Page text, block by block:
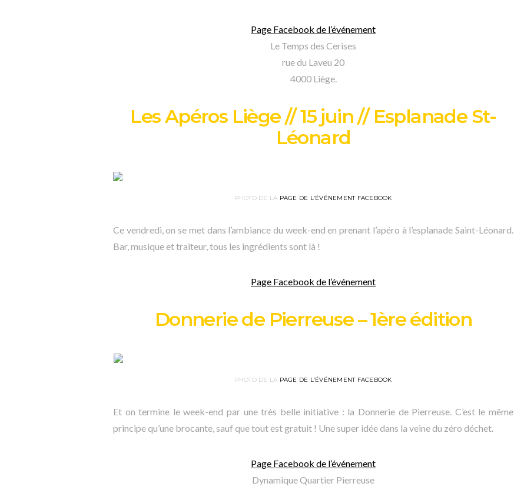
Page Facebook de l’événement
Le Temps des Cerises
rue du Laveu 20
4000 Liège.
Les Apéros Liège // 15 juin // Esplanade St-
Léonard
PHOTO DE LA PAGE DE L’ÉVÉNEMENT FACEBOOK
Ce vendredi, on se met dans l’ambiance du week-end en prenant l’apéro à l’esplanade Saint-Léonard.
Bar, musique et traiteur, tous les ingrédients sont là !
Page Facebook de l’événement
Donnerie de Pierreuse – 1ère édition
PHOTO DE LA PAGE DE L’ÉVÉNEMENT FACEBOOK
Et on termine le week-end par une très belle initiative : la Donnerie de Pierreuse. C’est le même
principe qu’une brocante, sauf que tout est gratuit ! Une super idée dans la veine du zéro déchet.
Page Facebook de l’événement
Dynamique Quartier Pierreuse